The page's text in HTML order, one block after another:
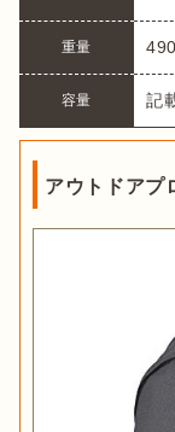
重量
容量 記
アウトドアプ